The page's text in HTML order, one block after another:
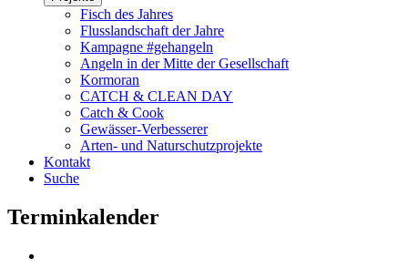
Fisch des Jahres
Flusslandschaft der Jahre
Kampagne #gehangeln
Angeln in der Mitte der Gesellschaft
Kormoran
CATCH & CLEAN DAY
Catch & Cook
Gewässer-Verbesserer
Arten- und Naturschutzprojekte
Kontakt
Suche
Terminkalender